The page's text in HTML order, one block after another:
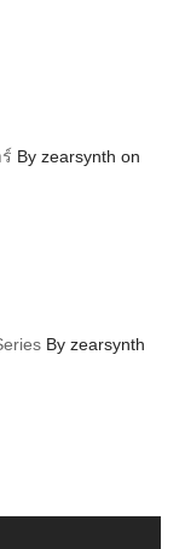
By zearsynth on
By zearsynth